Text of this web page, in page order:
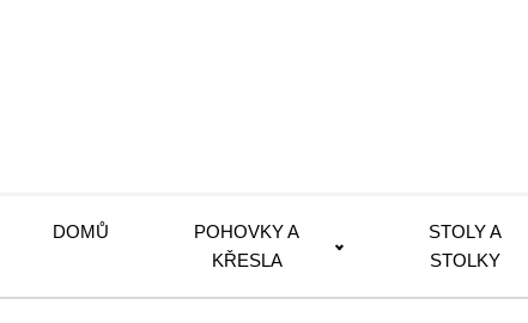
DOMŮ
POHOVKY A
KŘESLA
STOLY A
STOLKY